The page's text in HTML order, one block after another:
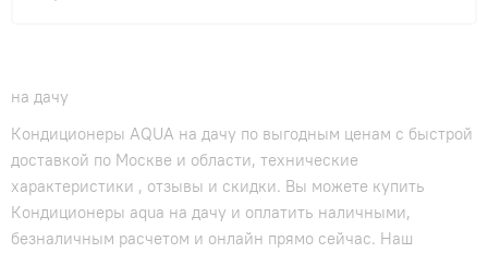
на дачу
Кондиционеры AQUA на дачу по выгодным ценам с быстрой
доставкой по Москве и области, технические
характеристики , отзывы и скидки. Вы можете купить
Кондиционеры aqua на дачу и оплатить наличными,
безналичным расчетом и онлайн прямо сейчас. Наш